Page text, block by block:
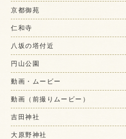
京都御苑
仁和寺
八坂の塔付近
円山公園
動画・ムービー
動画（前撮りムービー）
吉田神社
大原野神社